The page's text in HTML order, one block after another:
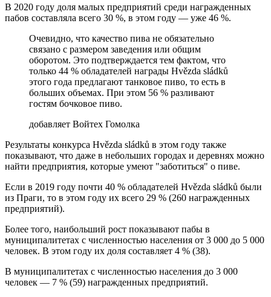
В 2020 году доля малых предприятий среди награжденных
пабов составляла всего 30 %, в этом году — уже 46 %.
Очевидно, что качество пива не обязательно
связано с размером заведения или общим
оборотом. Это подтверждается тем фактом, что
только 44 % обладателей награды Hvězda sládků
этого года предлагают танковое пиво, то есть в
больших объемах. При этом 56 % разливают
гостям бочковое пиво.
добавляет Войтех Гомолка
Результаты конкурса Hvězda sládků в этом году также
показывают, что даже в небольших городах и деревнях можно
найти предприятия, которые умеют "заботиться" о пиве.
Если в 2019 году почти 40 % обладателей Hvězda sládků были
из Праги, то в этом году их всего 29 % (260 награжденных
предприятий).
Более того, наибольший рост показывают пабы в
муниципалитетах с численностью населения от 3 000 до 5 000
человек. В этом году их доля составляет 4 % (38).
В муниципалитетах с численностью населения до 3 000
человек — 7 % (59) награжденных предприятий.